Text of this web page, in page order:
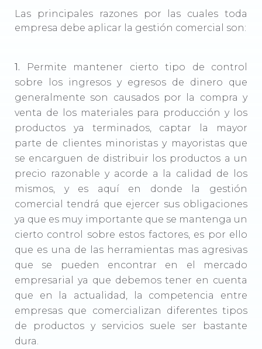
Las principales razones por las cuales toda
empresa debe aplicar la gestión comercial son:
1. Permite mantener cierto tipo de control
sobre los ingresos y egresos de dinero que
generalmente son causados por la compra y
venta de los materiales para producción y los
productos ya terminados, captar la mayor
parte de clientes minoristas y mayoristas que
se encarguen de distribuir los productos a un
precio razonable y acorde a la calidad de los
mismos, y es aquí en donde la gestión
comercial tendrá que ejercer sus obligaciones
ya que es muy importante que se mantenga un
cierto control sobre estos factores, es por ello
que es una de las herramientas mas agresivas
que se pueden encontrar en el mercado
empresarial ya que debemos tener en cuenta
que en la actualidad, la competencia entre
empresas que comercializan diferentes tipos
de productos y servicios suele ser bastante
dura.